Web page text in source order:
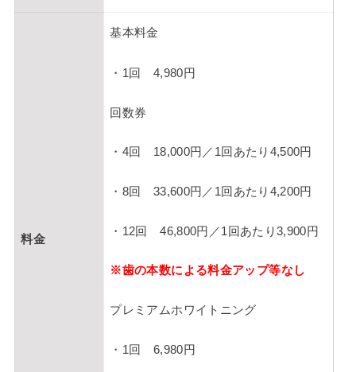
料金
基本料金
・1回 4,980円
回数券
・4回 18,000円／1回あたり4,500円
・8回 33,600円／1回あたり4,200円
・12回 46,800円／1回あたり3,900円
※歯の本数による料金アップ等なし
プレミアムホワイトニング
・1回 6,980円